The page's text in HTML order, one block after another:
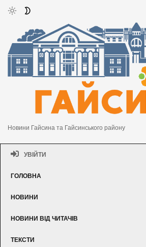
Новини Гайсина та Гайсинського району
УВІЙТИ
ГОЛОВНА
НОВИНИ
НОВИНИ ВІД ЧИТАЧІВ
ТЕКСТИ